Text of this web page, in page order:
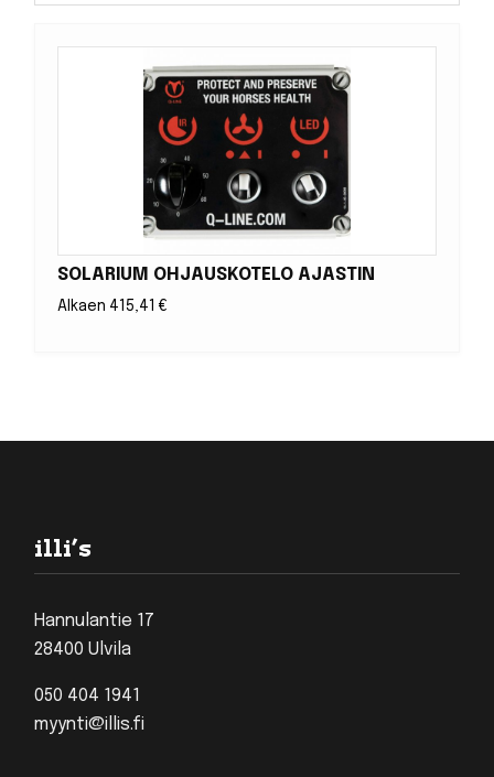
SOLARIUM OHJAUSKOTELO AJASTIN
Alkaen 415,41€
illi’s
Hannulantie 17
28400 Ulvila
050 404 1941
myynti@illis.fi